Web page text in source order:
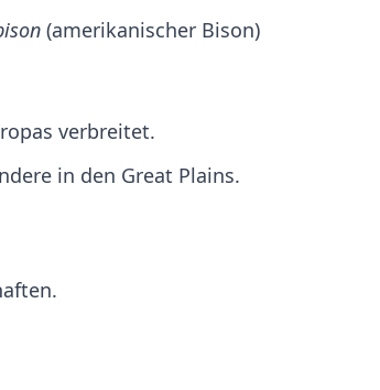
(amerikanischer Bison)
verbreitet.
in den Great Plains.